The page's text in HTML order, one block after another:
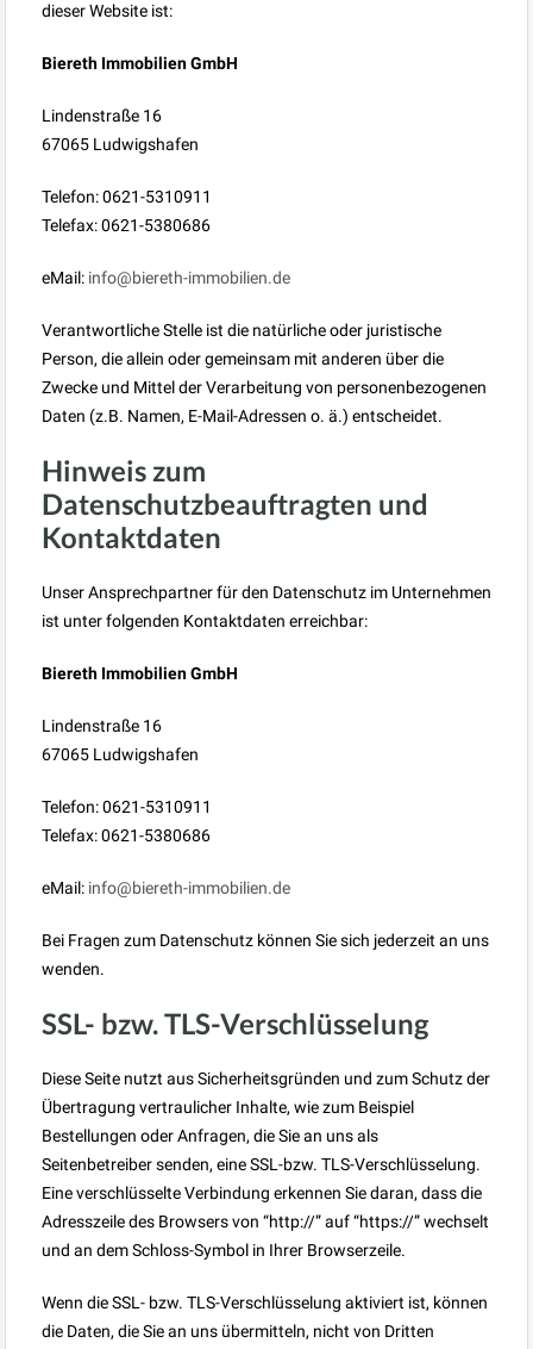
dieser Website ist:
Biereth Immobilien GmbH
Lindenstraße 16
67065 Ludwigshafen
Telefon: 0621-5310911
Telefax: 0621-5380686
eMail: info@biereth-immobilien.de
Verantwortliche Stelle ist die natürliche oder juristische
Person, die allein oder gemeinsam mit anderen über die
Zwecke und Mittel der Verarbeitung von personenbezogenen
Daten (z.B. Namen, E-Mail-Adressen o. ä.) entscheidet.
Hinweis zum
Datenschutzbeauftragten und
Kontaktdaten
Unser Ansprechpartner für den Datenschutz im Unternehmen
ist unter folgenden Kontaktdaten erreichbar:
Biereth Immobilien GmbH
Lindenstraße 16
67065 Ludwigshafen
Telefon: 0621-5310911
Telefax: 0621-5380686
eMail: info@biereth-immobilien.de
Bei Fragen zum Datenschutz können Sie sich jederzeit an uns
wenden.
SSL- bzw. TLS-Verschlüsselung
Diese Seite nutzt aus Sicherheitsgründen und zum Schutz der
Übertragung vertraulicher Inhalte, wie zum Beispiel
Bestellungen oder Anfragen, die Sie an uns als
Seitenbetreiber senden, eine SSL-bzw. TLS-Verschlüsselung.
Eine verschlüsselte Verbindung erkennen Sie daran, dass die
Adresszeile des Browsers von “http://” auf “https://” wechselt
und an dem Schloss-Symbol in Ihrer Browserzeile.
Wenn die SSL- bzw. TLS-Verschlüsselung aktiviert ist, können
die Daten, die Sie an uns übermitteln, nicht von Dritten